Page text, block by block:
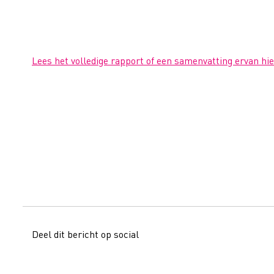
Lees het volledige rapport of een samenvatting ervan
Deel dit bericht op social